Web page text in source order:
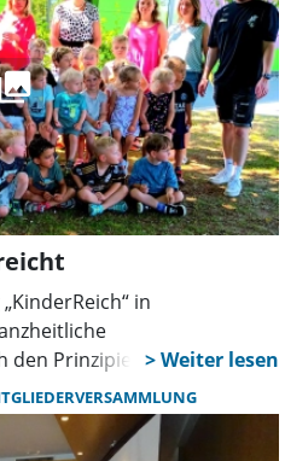
in
den Prinzipien Sebastian
Vertreter des Kneipp-
Siegel und Wimpel bei
vor Ort.